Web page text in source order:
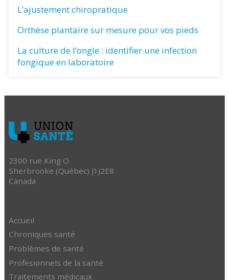
L’ajustement chiropratique
Orthèse plantaire sur mesure pour vos pieds
La culture de l’ongle : identifier une infection
fongique en laboratoire
2300 rue King O
Sherbrooke (Québec) J1J2E8
Canada
Accueil
Chroniques santé
Problèmes de santé
Profesionnels de la santé
Traitements médicaux